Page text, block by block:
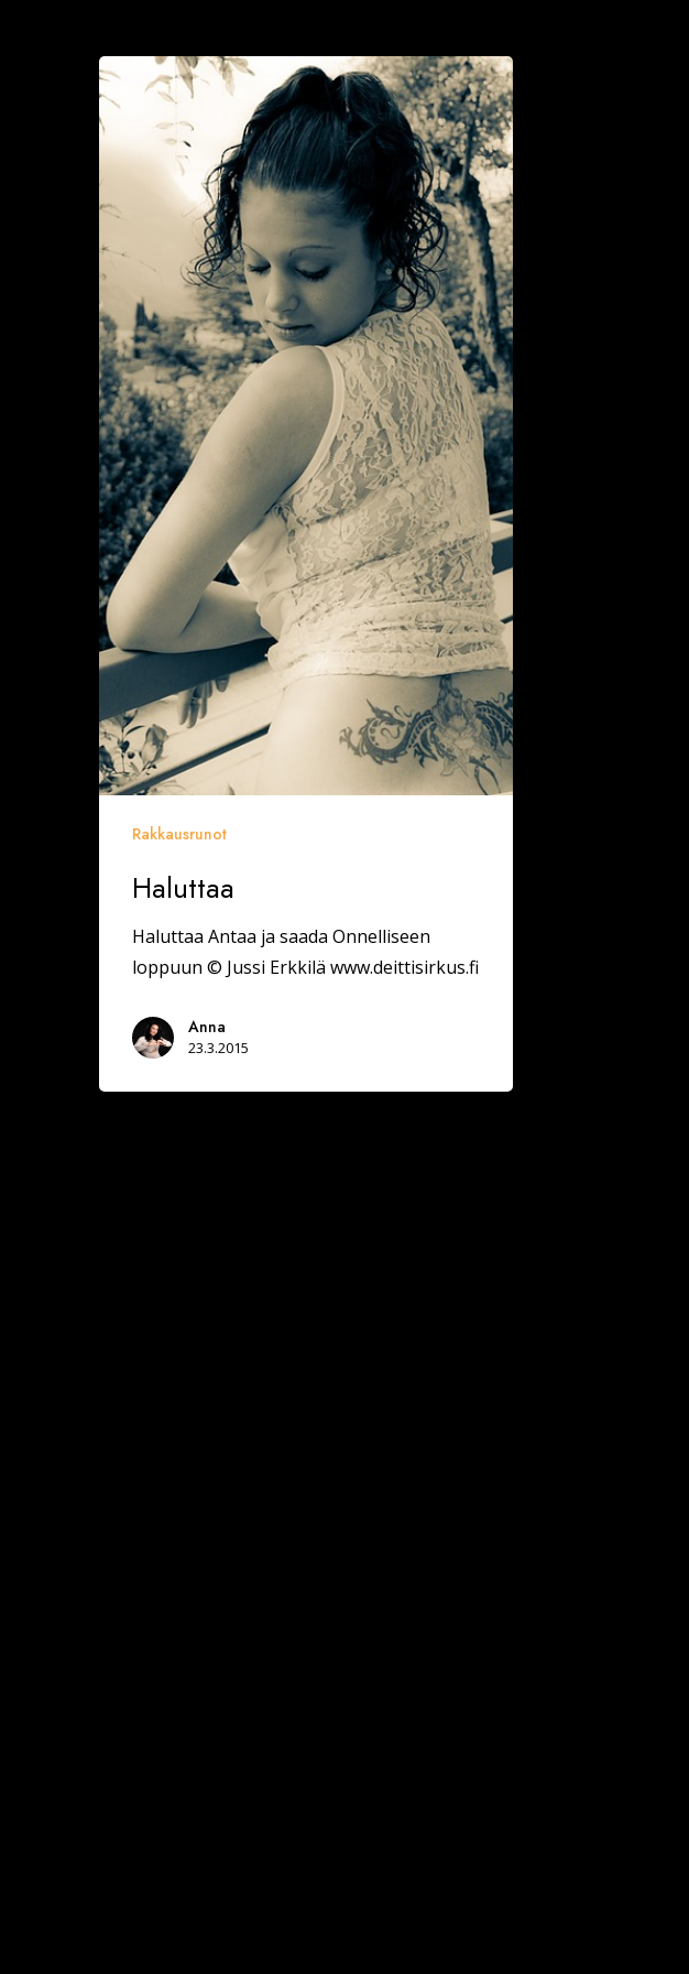
Haluttaa
Rakkausrunot
Haluttaa
Haluttaa Antaa ja saada Onnelliseen
loppuun © Jussi Erkkilä www.deittisirkus.fi
Anna
23.3.2015